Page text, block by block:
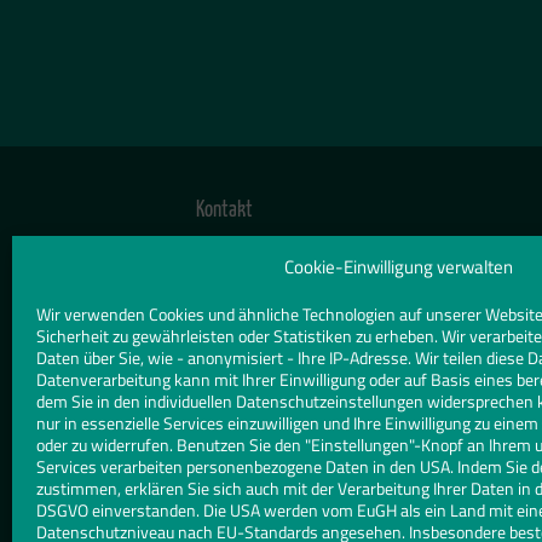
Cookie-Einwilligung verwalten
Wir verwenden Cookies und ähnliche Technologien auf unserer
Sicherheit zu gewährleisten oder Statistiken zu erheben. Wir
Daten über Sie, wie - anonymisiert - Ihre IP-Adresse. Wir teilen diese
Datenverarbeitung kann mit Ihrer Einwilligung oder auf Basis eines
dem Sie in den individuellen Datenschutzeinstellungen widersprechen
nur in essenzielle Services einzuwilligen und Ihre Einwilligung zu
oder zu widerrufen. Benutzen Sie den "Einstellungen"-Knopf an Ihrem
Services verarbeiten personenbezogene Daten in den USA. Indem Sie
zustimmen, erklären Sie sich auch mit der Verarbeitung Ihrer Daten in
DSGVO einverstanden. Die USA werden vom EuGH als ein Land mit
Datenschutzniveau nach EU-Standards angesehen. Insbesondere
Kontakt
TELEFON
E-MAIL
info@glas-goldschmidt.de
WEBSITE
glas-goldschmidt.de/